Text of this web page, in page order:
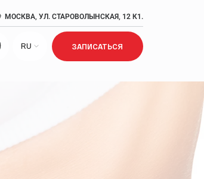
МОСКВА, УЛ. СТАРОВОЛЫНСКАЯ, 12 К1.
RU ЗАПИСАТЬСЯ
дисфункции
симптомы, причины,